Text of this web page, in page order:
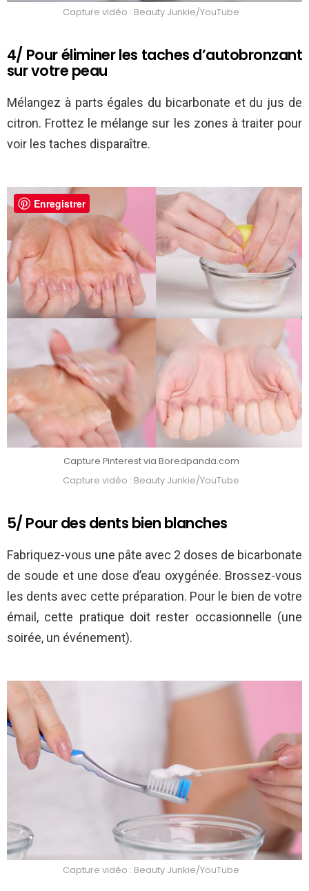
Capture vidéo : Beauty Junkie/YouTube
4/ Pour éliminer les taches d’autobronzant
sur votre peau
Mélangez à parts égales du bicarbonate et du jus de
citron. Frottez le mélange sur les zones à traiter pour
voir les taches disparaître.
Capture Pinterest via Boredpanda.com
Capture vidéo : Beauty Junkie/YouTube
5/ Pour des dents bien blanches
Fabriquez-vous une pâte avec 2 doses de bicarbonate
de soude et une dose d’eau oxygénée. Brossez-vous
les dents avec cette préparation. Pour le bien de votre
émail, cette pratique doit rester occasionnelle (une
soirée, un événement).
Capture vidéo : Beauty Junkie/YouTube
Enregistrer